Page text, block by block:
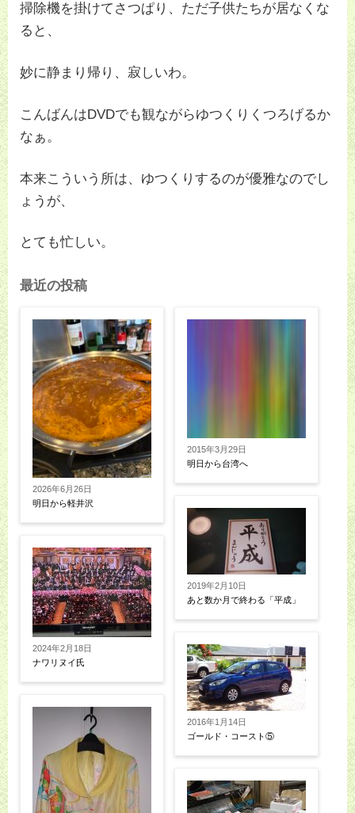
掃除機を掛けてさつぱり、ただ子供たちが居なくな
ると、
妙に静まり帰り、寂しいわ。
こんばんはDVDでも観ながらゆつくりくつろげるか
なぁ。
本来こういう所は、ゆつくりするのが優雅なのでし
ょうが、
とても忙しい。
最近の投稿
2026年6月26日
明日から軽井沢
2024年2月18日
ナワリヌイ氏
2015年3月29日
明日から台湾へ
2019年2月10日
あと数か月で終わる「平成」
2016年1月14日
ゴールド・コースト⑤